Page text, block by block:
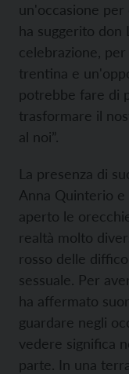
un'occasione per
ha suggerito don
celebrazione,
trentina e
potrebbe fare di
trasformare il
al noi”.
La presenza di
Anna Quinterio
aperto le
realtà molto
rosso delle
sessuale. Per
ha affermato
guardare negli
vedere significa
parte. In una